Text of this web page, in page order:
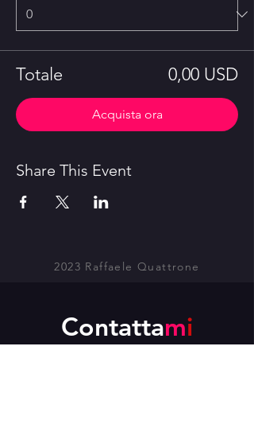
Totale 0,00 USD
Acquista ora
Share This Event
2023 Raffaele Quattrone
Contattami